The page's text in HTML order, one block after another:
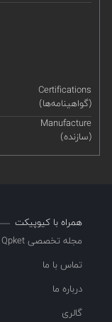
Certifications
(گواهینامه‌ها)
Manufacture
(سازنده)
همراه با کیوپیکت
مجله تخصصی Qpket
تماس با ما
درباره ما
گالری